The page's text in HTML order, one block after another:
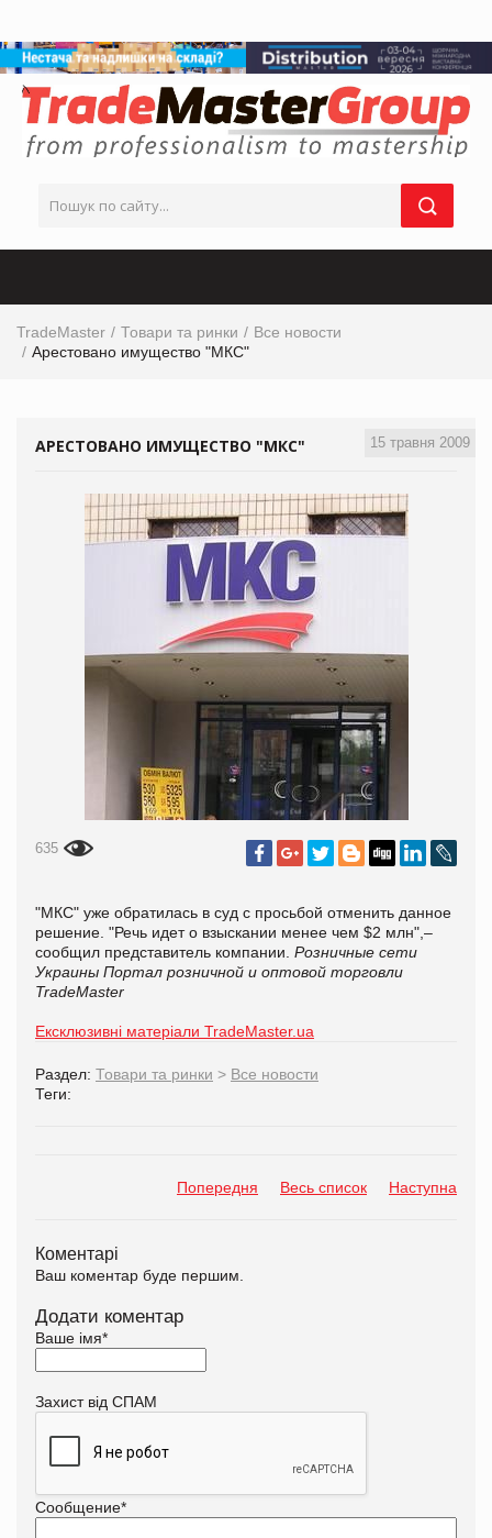
TradeMaster Товари та ринки
Все новости
Арестовано имущество "МКС"
15 травня 2009
АРЕСТОВАНО ИМУЩЕСТВО "МКС"
635
"МКС" уже обратилась в суд с просьбой отменить данное
решение. "Речь идет о взыскании менее чем $2 млн",–
сообщил представитель компании. Розничные сети
Украины Портал розничной и оптовой торговли
TradeMaster
Ексклюзивні матеріали TradeMaster.ua
Раздел: Товари та ринки > Все новости
Теги:
Попередня Весь список Наступна
Коментарі
Ваш коментар буде першим.
Додати коментар
Ваше імя*
Захист від СПАМ
Сообщение*